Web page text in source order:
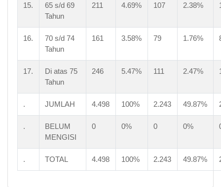
15.
65 s/d 69
Tahun
211 4.69% 107 2.38%
16.
70 s/d 74
Tahun
161 3.58% 79 1.76%
17.
Di atas 75
Tahun
246 5.47% 111 2.47%
. JUMLAH 4.498 100% 2.243 49.87%
.
BELUM
MENGISI
0 0% 0 0%
. TOTAL 4.498 100% 2.243 49.87%